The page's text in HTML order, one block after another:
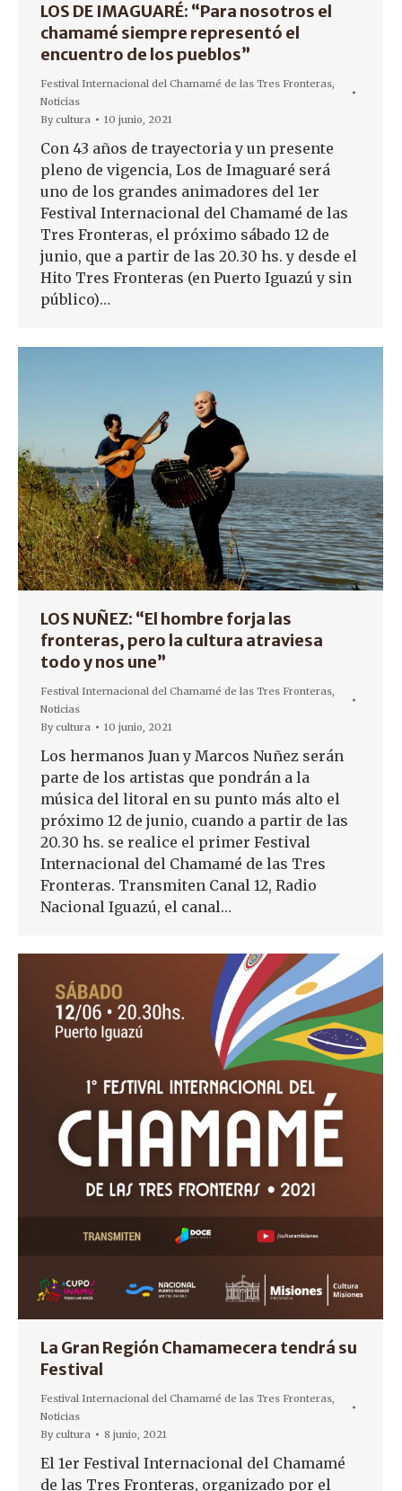
LOS DE IMAGUARÉ: “Para nosotros el
chamamé siempre representó el
encuentro de los pueblos”
Festival Internacional del Chamamé de las Tres Fronteras,
Noticias
Bycultura 10 junio, 2021
Con 43 años de trayectoria y un presente
pleno de vigencia, Los de Imaguaré será
uno de los grandes animadores del 1er
Festival Internacional del Chamamé de las
Tres Fronteras, el próximo sábado 12 de
junio, que a partir de las 20.30 hs. y desde el
Hito Tres Fronteras (en Puerto Iguazú y sin
público)…
LOS NUÑEZ: “El hombre forja las
fronteras, pero la cultura atraviesa
todo y nos une”
Festival Internacional del Chamamé de las Tres Fronteras,
Noticias
Bycultura 10 junio, 2021
Los hermanos Juan y Marcos Nuñez serán
parte de los artistas que pondrán a la
música del litoral en su punto más alto el
próximo 12 de junio, cuando a partir de las
20.30 hs. se realice el primer Festival
Internacional del Chamamé de las Tres
Fronteras. Transmiten Canal 12, Radio
Nacional Iguazú, el canal…
La Gran Región Chamamecera tendrá su
Festival
Festival Internacional del Chamamé de las Tres Fronteras,
Noticias
Bycultura 8 junio, 2021
El 1er Festival Internacional del Chamamé
de las Tres Fronteras, organizado por el